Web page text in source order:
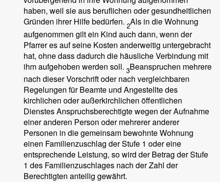
haben, weil sie aus beruflichen oder gesundheitlichen
Gründen ihrer Hilfe bedürfen. 2Als in die Wohnung
aufgenommen gilt ein Kind auch dann, wenn der
Pfarrer es auf seine Kosten anderweitig untergebracht
hat, ohne dass dadurch die häusliche Verbindung mit
ihm aufgehoben werden soll. 3Beanspruchen mehrere
nach dieser Vorschrift oder nach vergleichbaren
Regelungen für Beamte und Angestellte des
kirchlichen oder außerkirchlichen öffentlichen
Dienstes Anspruchsberechtigte wegen der Aufnahme
einer anderen Person oder mehrerer anderer
Personen in die gemeinsam bewohnte Wohnung
einen Familienzuschlag der Stufe 1 oder eine
entsprechende Leistung, so wird der Betrag der Stufe
1 des Familienzuschlages nach der Zahl der
Berechtigten anteilig gewährt.